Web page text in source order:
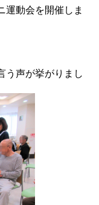
運動会を開催しま
う声が挙がりまし